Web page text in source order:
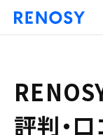
評判・口